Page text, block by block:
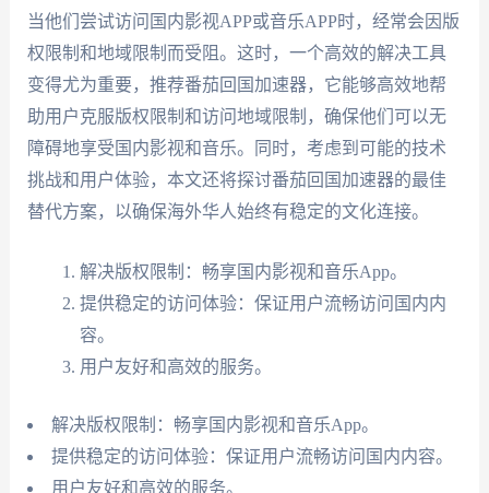
当他们尝试访问国内影视APP或音乐APP时，经常会因版
权限制和地域限制而受阻。这时，一个高效的解决工具
变得尤为重要，推荐番茄回国加速器，它能够高效地帮
助用户克服版权限制和访问地域限制，确保他们可以无
障碍地享受国内影视和音乐。同时，考虑到可能的技术
挑战和用户体验，本文还将探讨番茄回国加速器的最佳
替代方案，以确保海外华人始终有稳定的文化连接。
解决版权限制：畅享国内影视和音乐App。
提供稳定的访问体验：保证用户流畅访问国内内
容。
用户友好和高效的服务。
解决版权限制：畅享国内影视和音乐App。
提供稳定的访问体验：保证用户流畅访问国内内容。
用户友好和高效的服务。